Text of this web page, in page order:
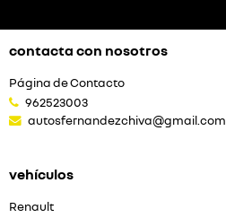
contacta con nosotros
Página de Contacto
962523003
autosfernandezchiva@gmail.com
vehículos
Renault